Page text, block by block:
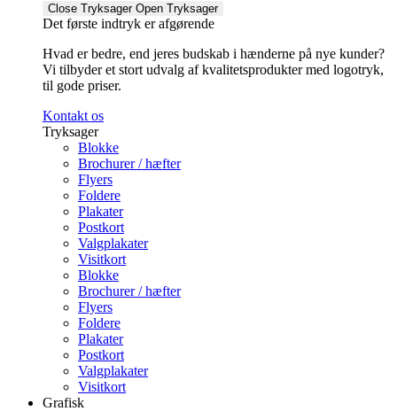
Close Tryksager Open Tryksager
Det første indtryk er afgørende
Hvad er bedre, end jeres budskab i hænderne på nye kunder?
Vi tilbyder et stort udvalg af kvalitetsprodukter med logotryk,
til gode priser.
Kontakt os
Tryksager
Blokke
Brochurer / hæfter
Flyers
Foldere
Plakater
Postkort
Valgplakater
Visitkort
Blokke
Brochurer / hæfter
Flyers
Foldere
Plakater
Postkort
Valgplakater
Visitkort
Grafisk